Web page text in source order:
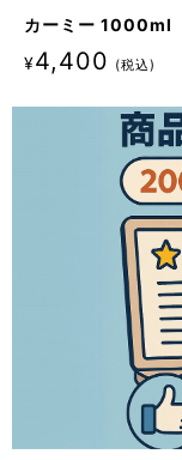
カーミー 1000ml
¥4,400 税込